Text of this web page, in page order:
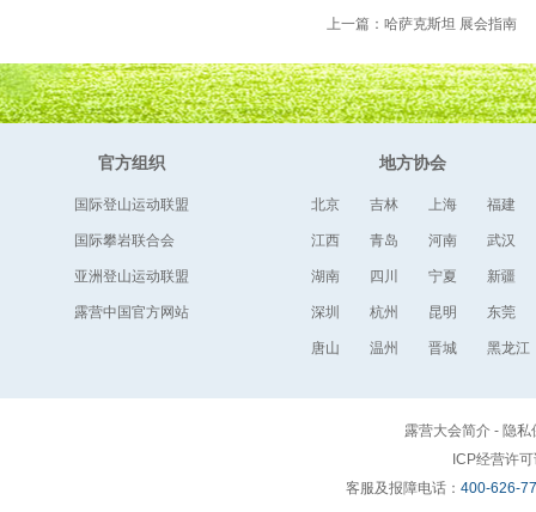
上一篇：哈萨克斯坦 展会指南
官方组织
国际登山运动联盟
国际攀岩联合会
亚洲登山运动联盟
露营中国官方网站
地方协会
北京 吉林 上海 福建
江西 青岛 河南 武汉
湖南 四川 宁夏 新疆
深圳 杭州 昆明 东莞
唐山 温州 晋城 黑龙江
露营大会简介 - 隐私
ICP经营许
客服及报障电话： 400-626-